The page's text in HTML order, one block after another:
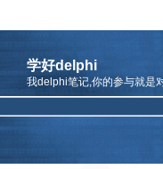
学好delphi
我delphi笔记,你的参与就是